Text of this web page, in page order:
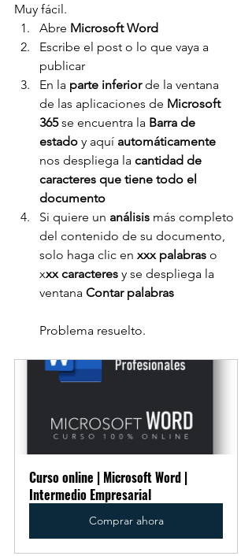
Muy fácil.
Abre Microsoft Word
Escribe el post o lo que vaya a
publicar
En la parte inferior de la ventana
de las aplicaciones de Microsoft
365 se encuentra la Barra de
estado y aquí automáticamente
nos despliega la cantidad de
caracteres que tiene todo el
documento
Si quiere un análisis más completo
del contenido de su documento,
solo haga clic en xxx palabras o
xxx caracteres y se despliega la
ventana Contar palabras
Problema resuelto.
Curso online | Microsoft Word |
Intermedio Empresarial
Comprar ahora